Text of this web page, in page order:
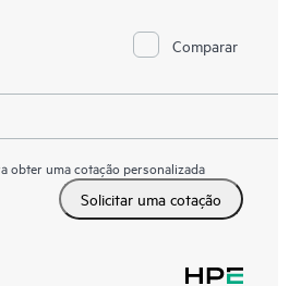
Comparar
obter uma cotação personalizada
Solicitar uma cotação